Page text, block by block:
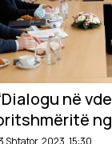
në
Shtator, 2023, 15:30